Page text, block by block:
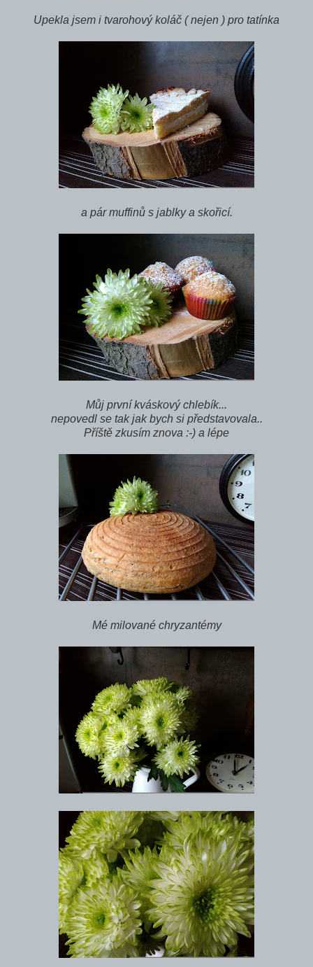
Upekla jsem i tvarohový koláč ( nejen ) pro tatínka
a pár muffinů s jablky a skořicí.
Můj první kváskový chlebík...
nepovedl se tak jak bych si představovala..
Příště zkusím znova :-) a lépe
Mé milované chryzantémy